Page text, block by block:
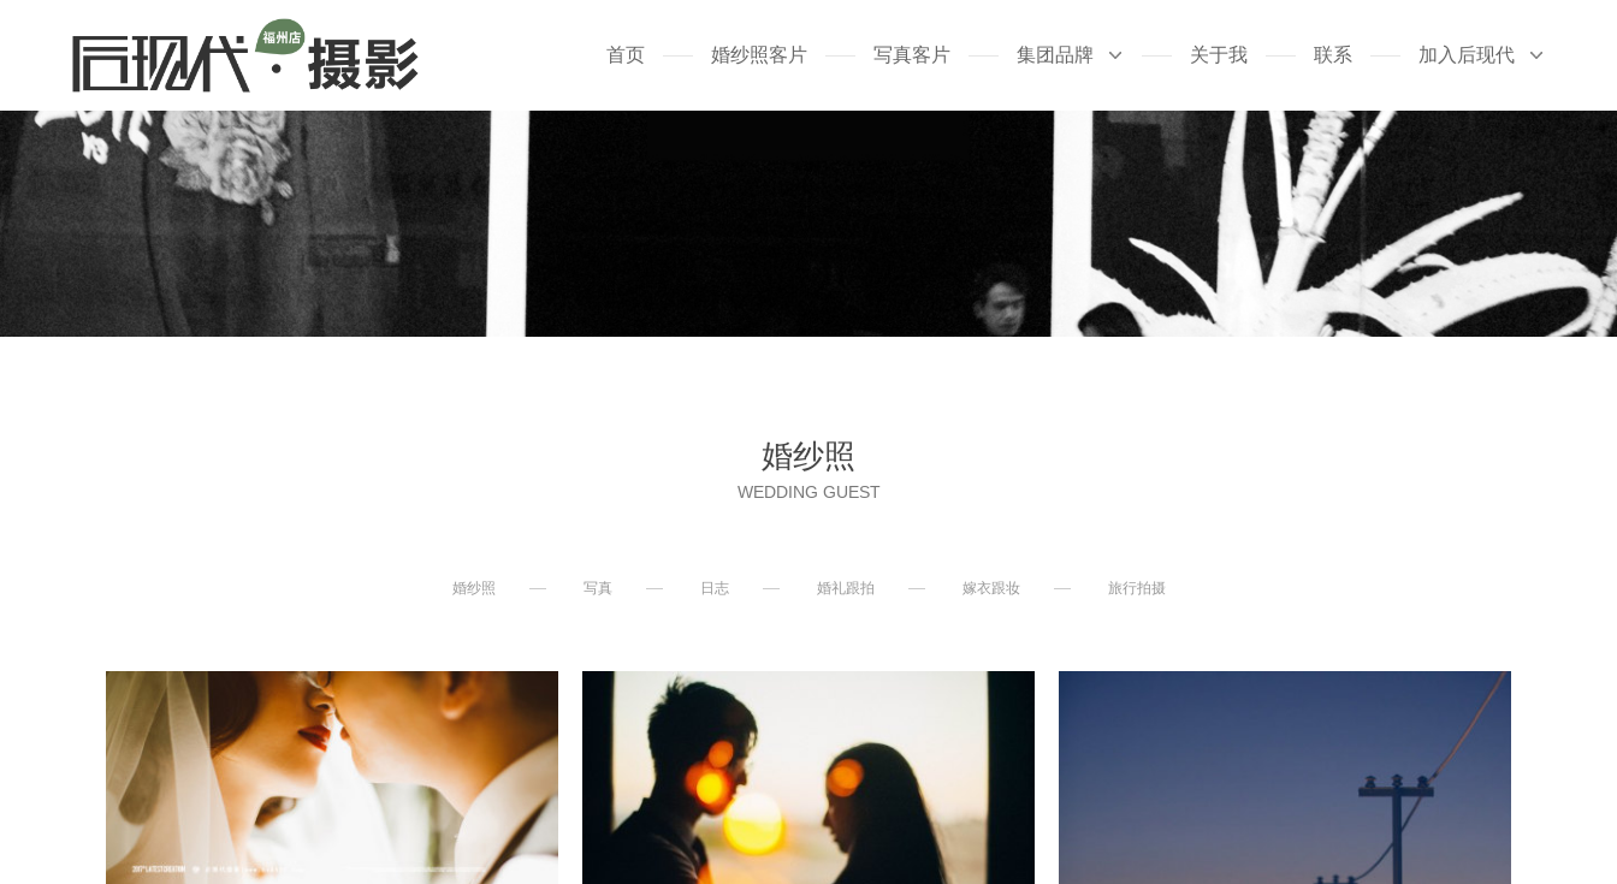
首页 婚纱照客片 写真客片 集团品牌 关于我 联系 加入后现代
婚纱照
WEDDING GUEST
婚纱照 写真 日志 婚礼跟拍 嫁衣跟妆 旅行拍摄